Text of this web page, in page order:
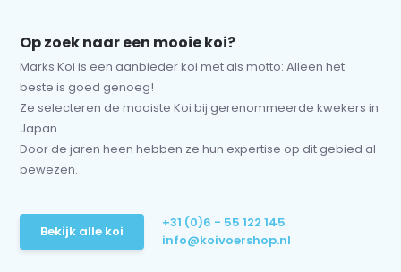
Op zoek naar een mooie koi?
Marks Koi is een aanbieder koi met als motto: Alleen het
beste is goed genoeg!
Ze selecteren de mooiste Koi bij gerenommeerde kwekers in
Japan.
Door de jaren heen hebben ze hun expertise op dit gebied al
bewezen.
Bekijk alle koi
+31 (0)6 - 55 122 145
info@koivoershop.nl